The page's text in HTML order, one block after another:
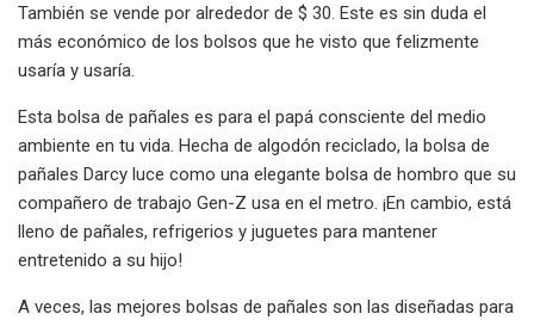
También se vende por alrededor de $ 30. Este es sin duda el
más económico de los bolsos que he visto que felizmente
usaría y usaría.
Esta bolsa de pañales es para el papá consciente del medio
ambiente en tu vida. Hecha de algodón reciclado, la bolsa de
pañales Darcy luce como una elegante bolsa de hombro que su
compañero de trabajo Gen-Z usa en el metro. ¡En cambio, está
lleno de pañales, refrigerios y juguetes para mantener
entretenido a su hijo!
A veces, las mejores bolsas de pañales son las diseñadas para